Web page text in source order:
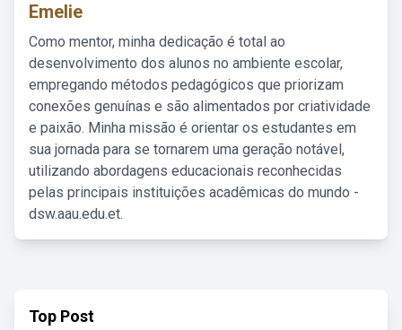
Emelie
Como mentor, minha dedicação é total ao
desenvolvimento dos alunos no ambiente escolar,
empregando métodos pedagógicos que priorizam
conexões genuínas e são alimentados por criatividade
e paixão. Minha missão é orientar os estudantes em
sua jornada para se tornarem uma geração notável,
utilizando abordagens educacionais reconhecidas
pelas principais instituições acadêmicas do mundo -
dsw.aau.edu.et.
Top Post